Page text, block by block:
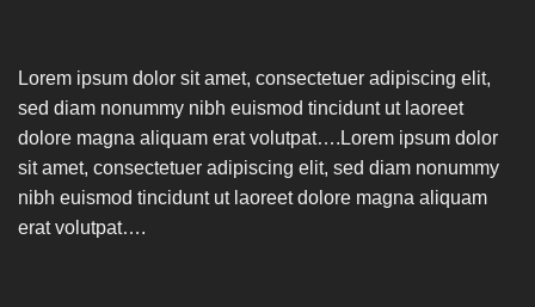
Lorem ipsum dolor sit amet, consectetuer adipiscing elit,
sed diam nonummy nibh euismod tincidunt ut laoreet
dolore magna aliquam erat volutpat….Lorem ipsum dolor
sit amet, consectetuer adipiscing elit, sed diam nonummy
nibh euismod tincidunt ut laoreet dolore magna aliquam
erat volutpat….